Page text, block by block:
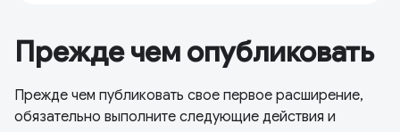
Прежде чем опубликовать
Прежде чем публиковать свое первое расширение,
обязательно выполните следующие действия и